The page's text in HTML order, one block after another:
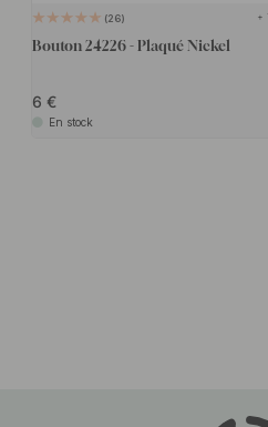
26 +
Bouton 24226 - Plaqué Nickel
6
En stock